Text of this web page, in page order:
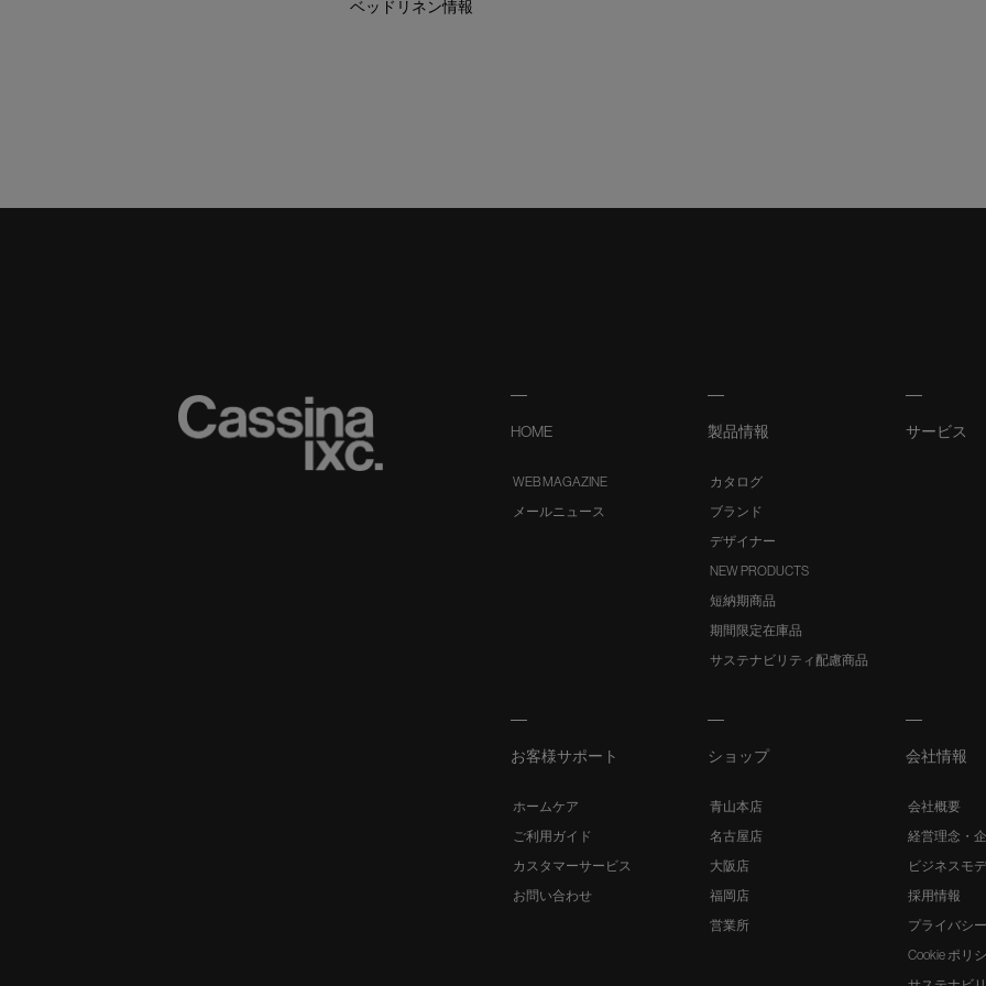
ベッドリネン情報
HOME
WEB MAGAZINE
メールニュース
製品情報
カタログ
ブランド
デザイナー
NEW PRODUCTS
短納期商品
期間限定在庫品
サステナビリティ配慮商品
サービス
お客様サポート
ホームケア
ご利用ガイド
カスタマーサービス
お問い合わせ
ショップ
青山本店
名古屋店
大阪店
福岡店
営業所
会社情報
会社概要
経営理念・
ビジネスモ
採用情報
プライバシ
Cookie ポリ